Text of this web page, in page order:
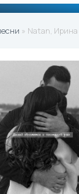
» Natan, Ирина Дубцова -